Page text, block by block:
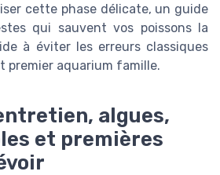
cette phase délicate, un guide
qui sauvent vos poissons la
à éviter les erreurs classiques
premier aquarium famille.
algues,
et premières